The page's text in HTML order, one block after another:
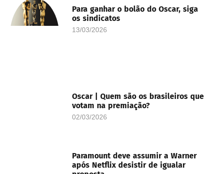
Para ganhar o bolão do Oscar, siga
os sindicatos
13/03/2026
Oscar | Quem são os brasileiros que
votam na premiação?
02/03/2026
Paramount deve assumir a Warner
após Netflix desistir de igualar